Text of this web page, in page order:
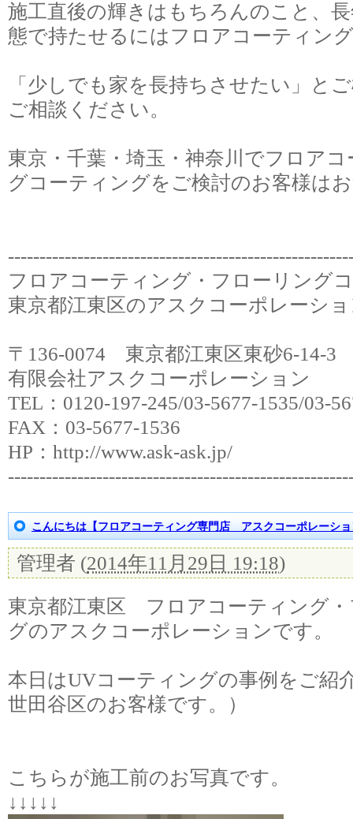
施工直後の輝きはもちろんのこと、
態で持たせるにはフロアコーティン
「少しでも家を長持ちさせたい」と
ご相談ください。
東京・千葉・埼玉・神奈川でフロア
グコーティングをご検討のお客様は
フロアコーティング・フローリング
東京都江東区のアスクコーポレーシ
〒136-0074 東京都江東区東砂6-14-3
有限会社アスクコーポレーション
TEL：0120-197-245/03-5677-1535/03-
FAX：03-5677-1536
HP：http://www.ask-ask.jp/
こんにちは【フロアコーティング専門店 アスクコーポレーシ
管理者 (2014年11月29日 19:18)
東京都江東区 フロアコーティング
グのアスクコーポレーションです。
本日はUVコーティングの事例をご紹
世田谷区のお客様です。）
こちらが施工前のお写真です。
↓↓↓↓↓